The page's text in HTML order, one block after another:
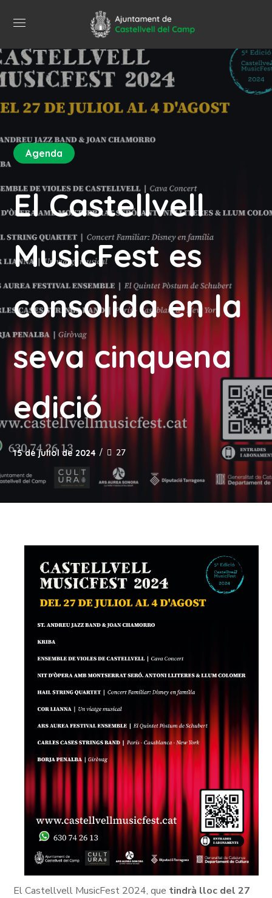
Agenda
El Castellvell
MusicFest es
consolida en la
seva cinquena
edició
15 de juliol de 2024 27
El Castellvell MusicFest 2024, que tindrà lloc del 27